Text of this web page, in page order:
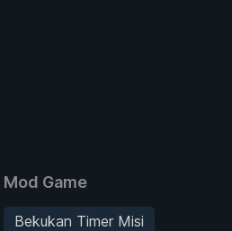
Mod Game
Bekukan Timer Misi